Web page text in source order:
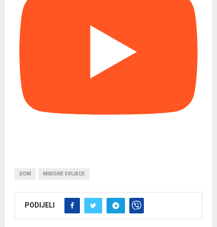
DOM MIRISNE SVIJECE
PODIJELI